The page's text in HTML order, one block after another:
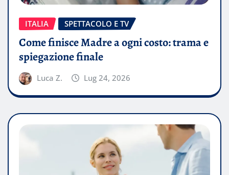
ITALIA SPETTACOLO E TV
Come finisce Madre a ogni costo: trama e
spiegazione finale
Luca Z. Lug 24, 2026